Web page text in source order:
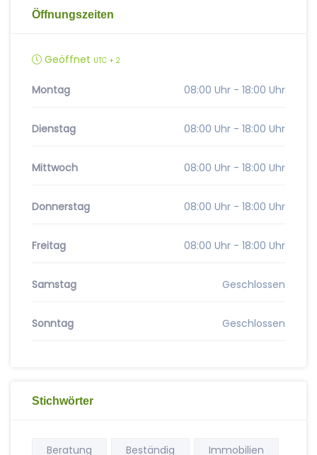
Öffnungszeiten
Geöffnet UTC + 2
Montag 08:00 Uhr - 18:00 Uhr
Dienstag 08:00 Uhr - 18:00 Uhr
Mittwoch 08:00 Uhr - 18:00 Uhr
Donnerstag 08:00 Uhr - 18:00 Uhr
Freitag 08:00 Uhr - 18:00 Uhr
Samstag Geschlossen
Sonntag Geschlossen
Stichwörter
Beratung Beständig
Immobilien